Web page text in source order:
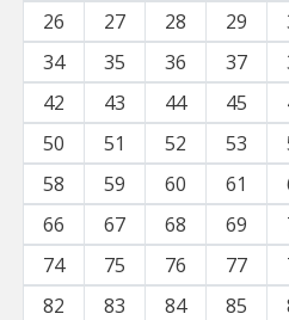
26 27 28 29
34
35 36 37
42
43 44 45
50
51 52 53
58
59 60 61
66
67 68 69
74
75 76 77
82
83 84 85